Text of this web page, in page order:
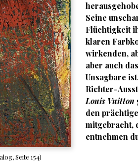
Seite 154)
Seine
Flüchtigkeit
klaren
wirkenden,
aber auch
Unsagbare
Richter-
Louis Vuitton
den
mitgebracht,
entnehmen